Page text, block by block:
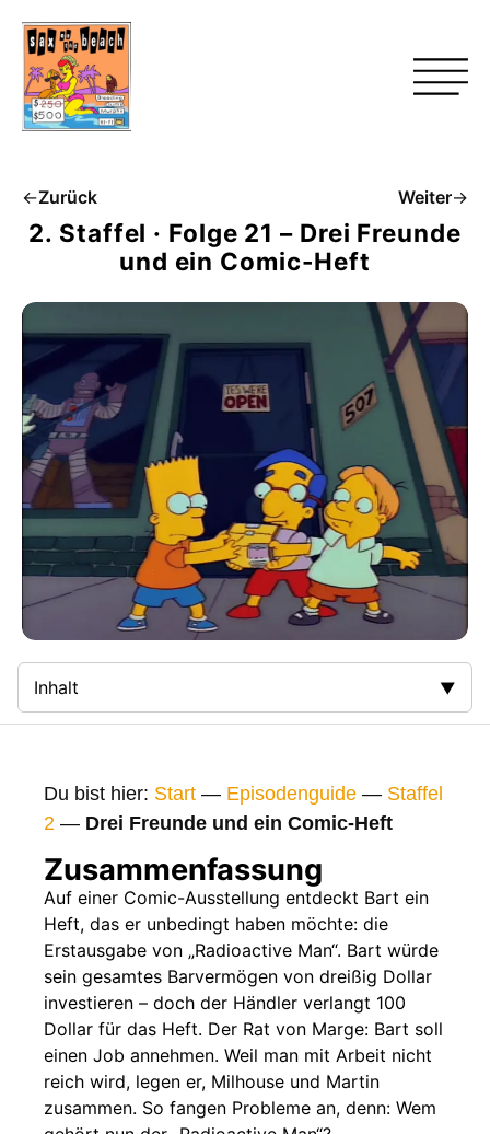
←Zurück Weiter→
2. Staffel · Folge 21 – Drei Freunde
und ein Comic-Heft
Inhalt
Gags
Gaststars
Fakten
Sendetermine
Nächste / Vorherige Folge
Du bist hier: Start — Episodenguide — Staffel
2 — Drei Freunde und ein Comic-Heft
Zusammenfassung
Auf einer Comic-Ausstellung entdeckt Bart ein
Heft, das er unbedingt haben möchte: die
Erstausgabe von „Radioactive Man“. Bart würde
sein gesamtes Barvermögen von dreißig Dollar
investieren – doch der Händler verlangt 100
Dollar für das Heft. Der Rat von Marge: Bart soll
einen Job annehmen. Weil man mit Arbeit nicht
reich wird, legen er, Milhouse und Martin
zusammen. So fangen Probleme an, denn: Wem